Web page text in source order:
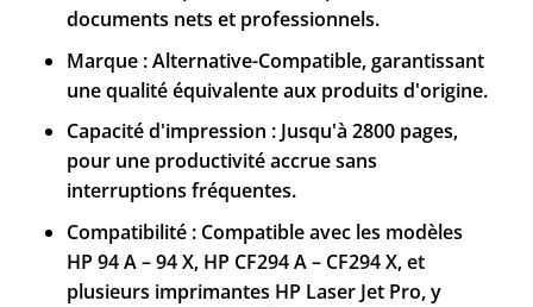
documents nets et professionnels.
Marque : Alternative-Compatible, garantissant
une qualité équivalente aux produits d'origine.
Capacité d'impression : Jusqu'à 2800 pages,
pour une productivité accrue sans
interruptions fréquentes.
Compatibilité : Compatible avec les modèles
HP 94 A – 94 X, HP CF294 A – CF294 X, et
plusieurs imprimantes HP Laser Jet Pro, y